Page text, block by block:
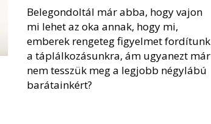
Belegondoltál már abba, hogy vajon
mi lehet az oka annak, hogy mi,
emberek rengeteg figyelmet fordítunk
a táplálkozásunkra, ám ugyanezt már
nem tesszük meg a legjobb négylábú
barátainkért?